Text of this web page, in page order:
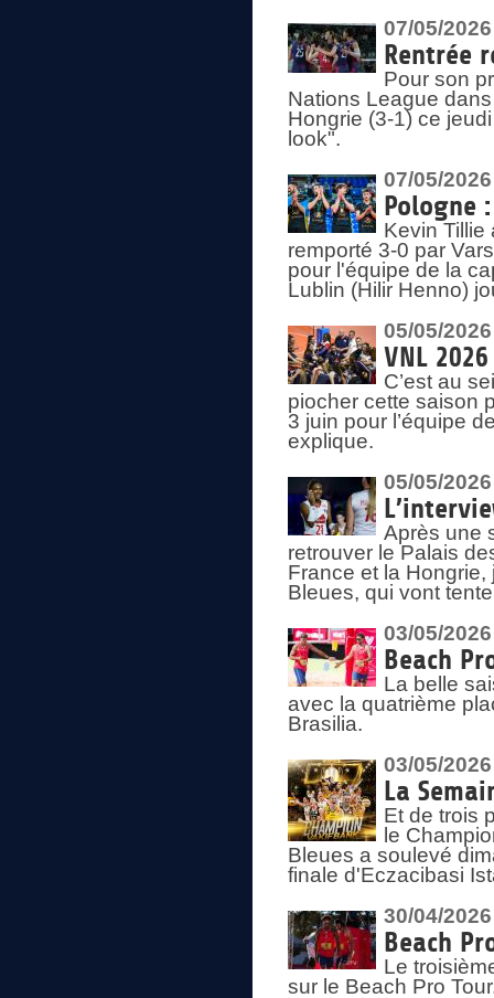
07/05/2026
Rentrée
Pour son
Nations League
Hongrie (3-1) ce
look".
07/05/2026
Pologne
Kevin Tillie
remporté 3-0 par
pour l'équipe de la
Lublin (Hilir Henno)
05/05/2026
VNL
C’est au
piocher cette saison
3 juin pour l’équipe
explique.
05/05/2026
Après une
retrouver le Palais
France et la Hongrie,
Bleues, qui vont
03/05/2026
Beach
La belle
avec la quatrième
Brasilia.
03/05/2026
La
Et de trois
le
Bleues a soulevé
finale d'Eczacibasi
30/04/2026
Beach
Le
sur le Beach Pro